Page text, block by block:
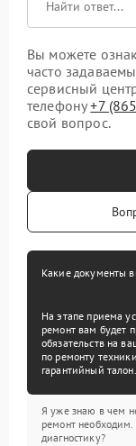
Вы можете
часто
сервисный
телефону+7
свой вопрос.
Какие документы
На этапе приема
ремонт вам будет
обязательств на
по ремонту
гарантийный талон.
Я уже знаю в чем
ремонт необходим.
диагностику?